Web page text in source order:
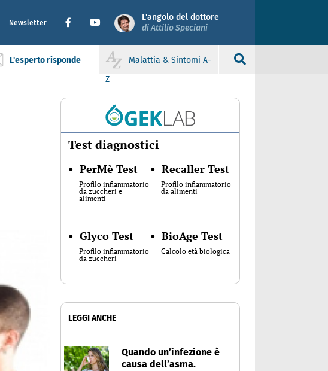
Newsletter
L'angolo del dottore
di Attilio Speciani
L'esperto risponde
Malattia & Sintomi A-
Z
Test diagnostici
• PerMè Test
Profilo infiammatorio
da zuccheri e
alimenti
• Recaller Test
Profilo infiammatorio
da alimenti
• Glyco Test
Profilo infiammatorio
da zuccheri
• BioAge Test
Calcolo età biologica
LEGGI ANCHE
Quando un’infezione è
causa dell’asma.